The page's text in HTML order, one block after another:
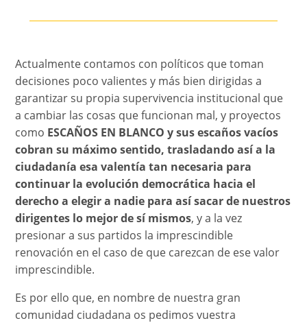
Actualmente contamos con políticos que toman
decisiones poco valientes y más bien dirigidas a
garantizar su propia supervivencia institucional que
a cambiar las cosas que funcionan mal, y proyectos
como ESCAÑOS EN BLANCO y sus escaños vacíos
cobran su máximo sentido, trasladando así a la
ciudadanía esa valentía tan necesaria para
continuar la evolución democrática hacia el
derecho a elegir a nadie para así sacar de nuestros
dirigentes lo mejor de sí mismos, y a la vez
presionar a sus partidos la imprescindible
renovación en el caso de que carezcan de ese valor
imprescindible.
Es por ello que, en nombre de nuestra gran
comunidad ciudadana os pedimos vuestra